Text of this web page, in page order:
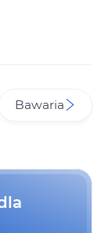
Bawaria